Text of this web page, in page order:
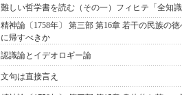
難しい哲学書を読む（その一）フィヒテ「全知
精神論〔1758年〕 第三部 第16章 若干の民族の
に帰すべきか
認識論とイデオロギー論
文句は直接言え